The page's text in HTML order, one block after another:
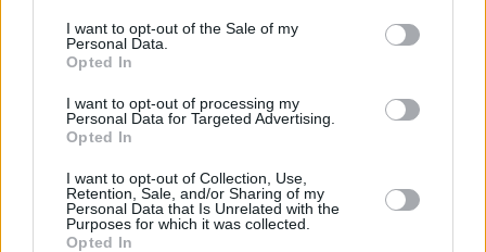
I want to opt-out of the Sale of my
Personal Data.
Opted In
I want to opt-out of processing my
Personal Data for Targeted Advertising.
Opted In
I want to opt-out of Collection, Use,
Retention, Sale, and/or Sharing of my
Personal Data that Is Unrelated with the
Purposes for which it was collected.
Opted In
Leicht
Gratinierte Zwiebelsuppe
Leicht